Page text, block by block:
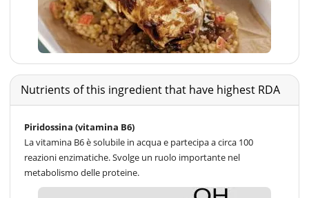
Nutrients of this ingredient that have highest RDA
Piridossina (vitamina B6)
La vitamina B6 è solubile in acqua e partecipa a circa 100
reazioni enzimatiche. Svolge un ruolo importante nel
metabolismo delle proteine.